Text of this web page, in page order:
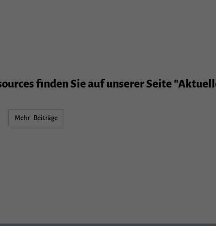
finden Sie auf unserer Seite
Mehr Beiträge